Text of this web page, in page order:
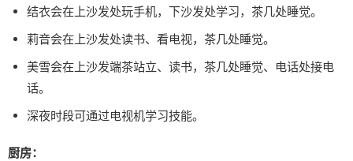
结衣会在上沙发处玩手机，下沙发处学习，茶几处睡觉。
莉音会在上沙发处读书、看电视，茶几处睡觉。
美雪会在上沙发端茶站立、读书，茶几处睡觉、电话处接电
话。
深夜时段可通过电视机学习技能。
厨房：